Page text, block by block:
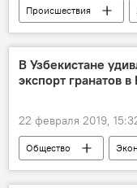
Происшествия
пожар
В Узбекистане
экспорт гранатов в
22 февраля 2019,
Общество
Узбекистан